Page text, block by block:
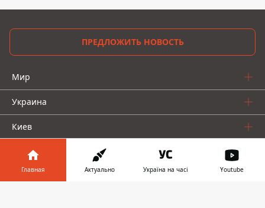
ПРЕДЛОЖИТЬ НОВОСТЬ
Мир
Украина
Киев
Регионы
Главная Актуально Україна на часі Youtube